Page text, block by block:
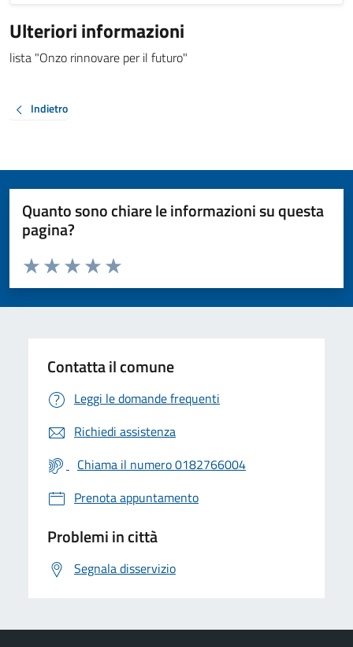
Ulteriori informazioni
lista "Onzo rinnovare per il futuro"
Indietro
Quanto sono chiare le informazioni su questa
pagina?
Valuta da 1 a 5 stelle la pagina
Valuta 5 stelle su 5
Valuta 4 stelle su 5
Valuta 3 stelle su 5
Valuta 2 stelle su 5
Valuta 1 stelle su 5
Contatta il comune
Leggi le domande frequenti
Richiedi assistenza
Chiama il numero 0182766004
Prenota appuntamento
Problemi in città
Segnala disservizio